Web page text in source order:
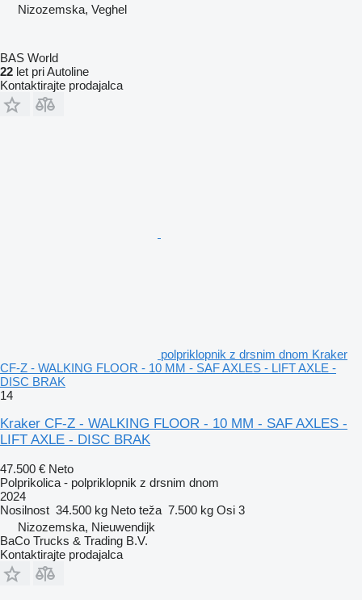
Nizozemska, Veghel
BAS World
22 let pri Autoline
Kontaktirajte prodajalca
polpriklopnik z drsnim dnom Kraker
CF-Z - WALKING FLOOR - 10 MM - SAF AXLES - LIFT AXLE -
DISC BRAK
14
Kraker CF-Z - WALKING FLOOR - 10 MM - SAF AXLES -
LIFT AXLE - DISC BRAK
47.500 € Neto
Polprikolica - polpriklopnik z drsnim dnom
2024
Nosilnost 34.500 kg Neto teža 7.500 kg Osi 3
Nizozemska, Nieuwendijk
BaCo Trucks & Trading B.V.
Kontaktirajte prodajalca